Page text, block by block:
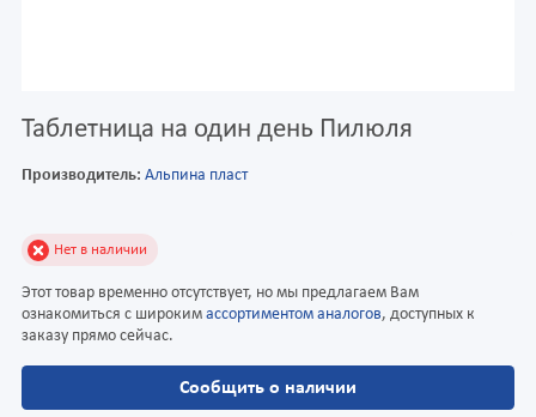
Таблетница на один день Пилюля
Производитель: Альпина пласт
Нет в наличии
Этот товар временно отсутствует, но мы предлагаем Вам
ознакомиться с широким ассортиментом аналогов, доступных к
заказу прямо сейчас.
Сообщить о наличии